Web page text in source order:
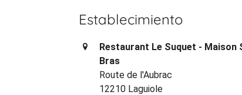
Establecimiento
Restaurant Le Suquet - Maison
Bras
Route de l'Aubrac
12210 Laguiole